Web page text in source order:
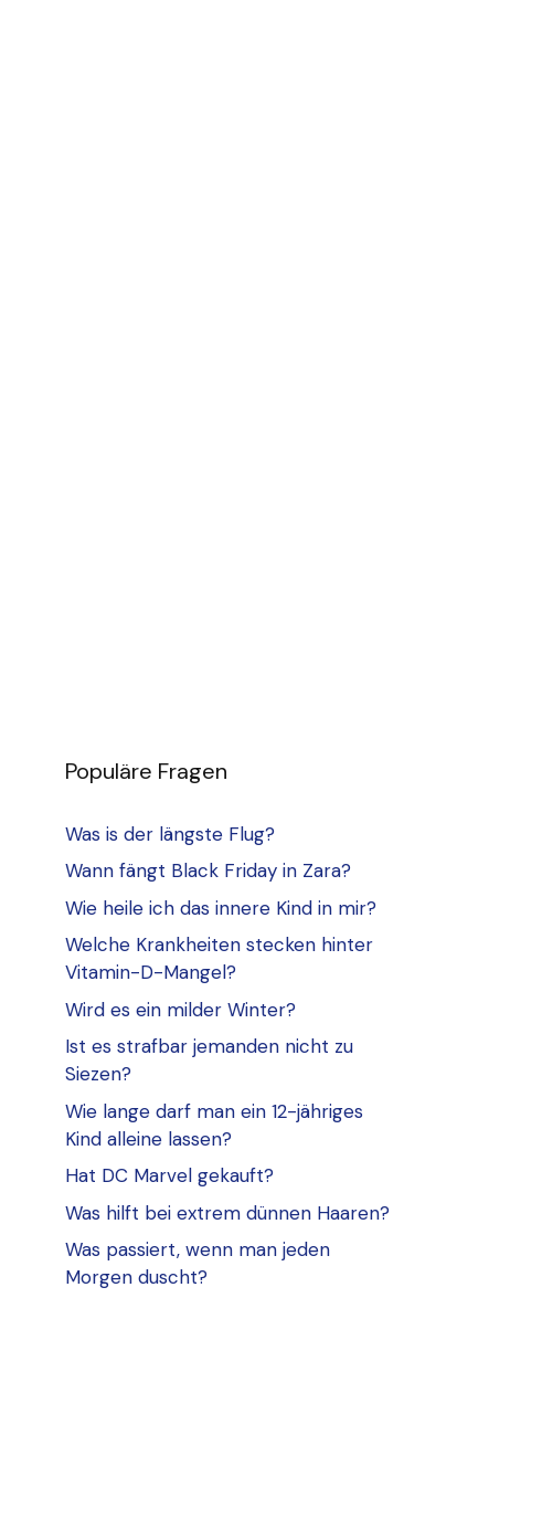
Populäre Fragen
Was is der längste Flug?
Wann fängt Black Friday in Zara?
Wie heile ich das innere Kind in mir?
Welche Krankheiten stecken hinter
Vitamin-D-Mangel?
Wird es ein milder Winter?
Ist es strafbar jemanden nicht zu
Siezen?
Wie lange darf man ein 12-jähriges
Kind alleine lassen?
Hat DC Marvel gekauft?
Was hilft bei extrem dünnen Haaren?
Was passiert, wenn man jeden
Morgen duscht?